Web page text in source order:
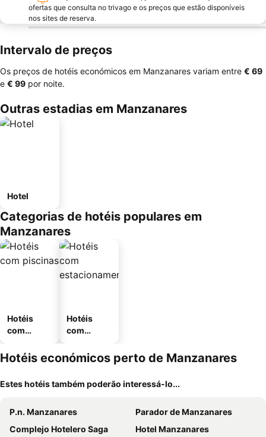
ofertas que consulta no trivago e os preços que estão disponíveis
nos sites de reserva.
Intervalo de preços
Os preços de hotéis económicos em Manzanares variam entre ‎€ 69
e ‎€ 99 por noite.
Outras estadias em Manzanares
Hotel
Categorias de hotéis populares em
Manzanares
Hotéis
com
Hotéis
com
mento
Hotéis económicos perto de Manzanares
Estes hotéis também poderão interessá-lo...
P.n. Manzanares
Parador de Manzanares
Complejo Hotelero Saga
Hotel Manzanares